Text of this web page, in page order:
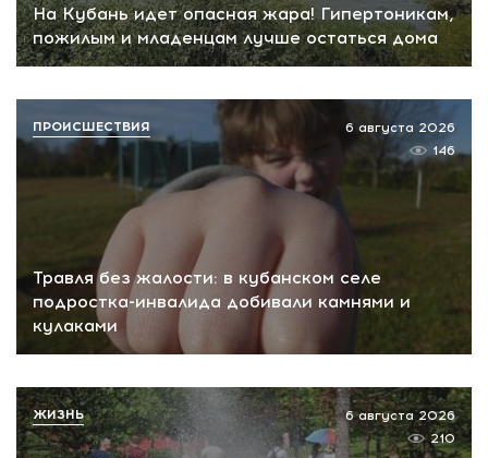
На Кубань идет опасная жара! Гипертоникам,
пожилым и младенцам лучше остаться дома
Травля без жалости: в кубанском селе
подростка-инвалида добивали камнями и
кулаками
6 августа 2026
146
ПРОИСШЕСТВИЯ
6 августа 2026
210
ЖИЗНЬ